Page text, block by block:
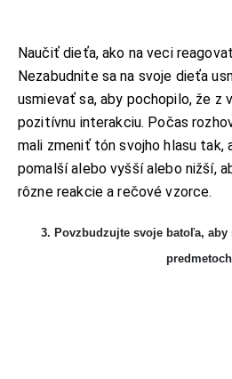
Naučiť dieťa, ako na veci
Nezabudnite sa na svoje dieťa
usmievať sa, aby pochopilo, že z
pozitívnu interakciu. Počas
mali zmeniť tón svojho hlasu tak,
pomalší alebo vyšší alebo nižší,
rôzne reakcie a rečové vzorce.
3. Povzbudzujte svoje batoľa,
predmetoch